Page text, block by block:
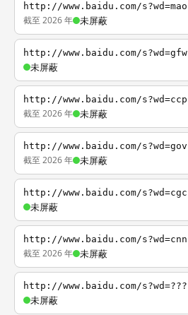
http://www.baidu.com/s?wd=mao
截至 2026 年 未屏蔽
http://www.baidu.com/s?wd=gfw
未屏蔽
http://www.baidu.com/s?wd=ccp
截至 2026 年 未屏蔽
http://www.baidu.com/s?wd=gov
截至 2026 年 未屏蔽
http://www.baidu.com/s?wd=cgc
未屏蔽
http://www.baidu.com/s?wd=cnn
截至 2026 年 未屏蔽
http://www.baidu.com/s?wd=???
未屏蔽